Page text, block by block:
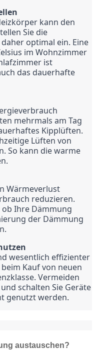
kann den
Sie die
optimal ein. Eine
im Wohnzimmer
ist
das dauerhafte
mehrmals am Tag
Kipplüften.
Lüften von
So kann die warme
Wärmeverlust
reduzieren.
Ihre Dämmung
der Dämmung
wesentlich effizienter
Kauf von neuen
Vermeiden
schalten Sie Geräte
genutzt werden.
austauschen?